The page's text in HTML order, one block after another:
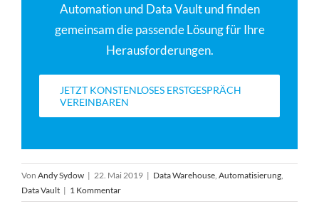
Automation und Data Vault und finden
gemeinsam die passende Lösung für Ihre
Herausforderungen.
JETZT KONSTENLOSES ERSTGESPRÄCH
VEREINBAREN
Von Andy Sydow | 22. Mai 2019 | Data Warehouse Automatisierung
Data Vault | 1 Kommentar